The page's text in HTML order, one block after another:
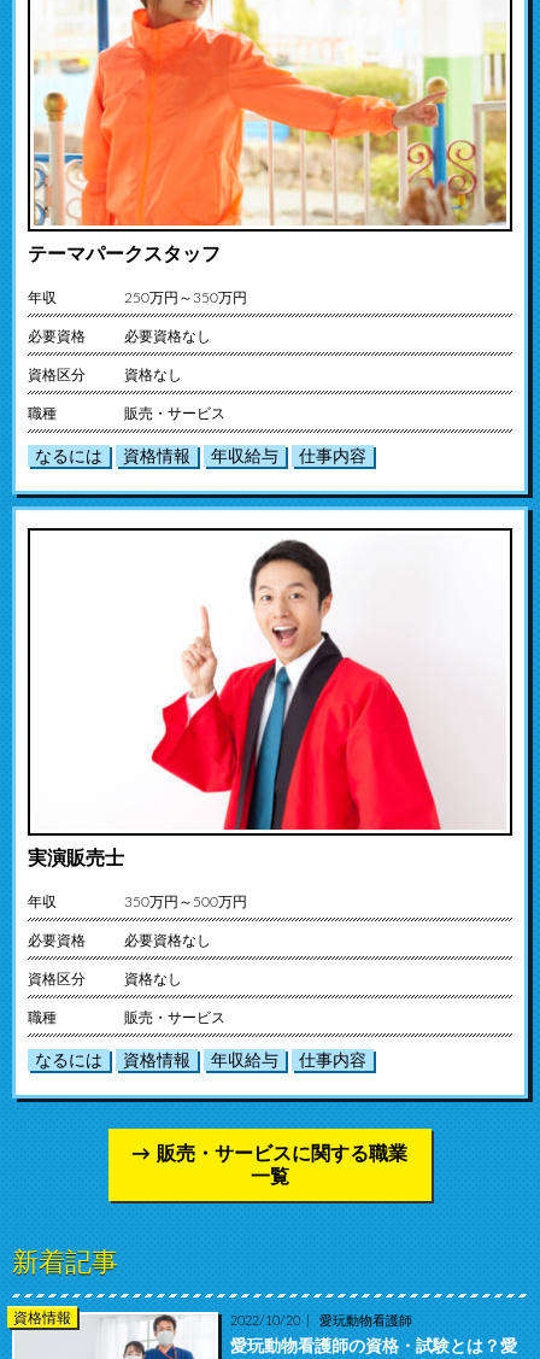
テーマパークスタッフ
年収 250万円～350万円
必要資格 必要資格なし
資格区分 資格なし
職種 販売・サービス
なるには 資格情報 年収給与 仕事内容
実演販売士
年収 350万円～500万円
必要資格 必要資格なし
資格区分 資格なし
職種 販売・サービス
なるには 資格情報 年収給与 仕事内容
販売・サービスに関する職業
一覧
新着記事
資格情報 2022/10/20 愛玩動物看護師
愛玩動物看護師の資格・試験とは？愛